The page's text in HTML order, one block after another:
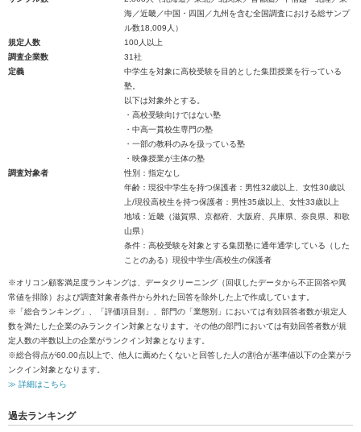
海／近畿／中国・四国／九州を含む全国調査における総サンプ
ル数18,009人）
規定人数
100人以上
調査企業数
31社
定義
中学生を対象に高校受験を目的とした集団授業を行っている
塾。
以下は対象外とする。
・高校受験向けではない塾
・中高一貫校生専門の塾
・一部の教科のみを扱っている塾
・映像授業が主体の塾
調査対象者
性別：指定なし
年齢：現役中学生を持つ保護者：男性32歳以上、女性30歳以
上/現役高校生を持つ保護者：男性35歳以上、女性33歳以上
地域：近畿（滋賀県、京都府、大阪府、兵庫県、奈良県、和歌
山県）
条件：高校受験を対象とする集団塾に通年通学している（した
ことのある）現役中学生/高校生の保護者
※オリコン顧客満足度ランキングは、データクリーニング（回収したデータから不正回答や異
常値を排除）および調査対象者条件から外れた回答を除外した上で作成しています。
※「総合ランキング」、「評価項目別」、部門の「業態別」においては有効回答者数が規定人
数を満たした企業のみランクイン対象となります。その他の部門においては有効回答者数が規
定人数の半数以上の企業がランクイン対象となります。
※総合得点が60.00点以上で、他人に薦めたくないと回答した人の割合が基準値以下の企業がラ
ンクイン対象となります。
≫ 詳細はこちら
過去ランキング